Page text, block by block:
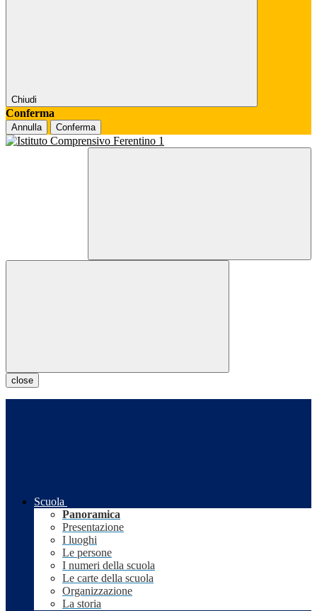
Chiudi
Conferma
Annulla Conferma
close
Scuola
Panoramica
Presentazione
I luoghi
Le persone
I numeri della scuola
Le carte della scuola
Organizzazione
La storia